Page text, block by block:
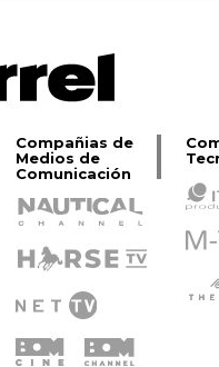
Compañias de
Medios de
Comunicación